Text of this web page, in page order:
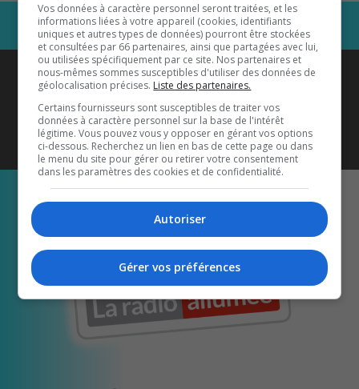
Coyote New Countryest diffusé
également sur1033 HD2
Écoutez-nous aussi sur…
Vos données à caractère personnel seront traitées, et les
informations liées à votre appareil (cookies, identifiants
uniques et autres types de données) pourront être stockées
et consultées par 66 partenaires, ainsi que partagées avec lui,
ou utilisées spécifiquement par ce site. Nos partenaires et
nous-mêmes sommes susceptibles d'utiliser des données de
géolocalisation précises. Liste des partenaires.
Certains fournisseurs sont susceptibles de traiter vos
données à caractère personnel sur la base de l'intérêt
légitime. Vous pouvez vous y opposer en gérant vos options
ci-dessous. Recherchez un lien en bas de cette page ou dans
le menu du site pour gérer ou retirer votre consentement
dans les paramètres des cookies et de confidentialité.
Autoriser
Gérer vos préférences